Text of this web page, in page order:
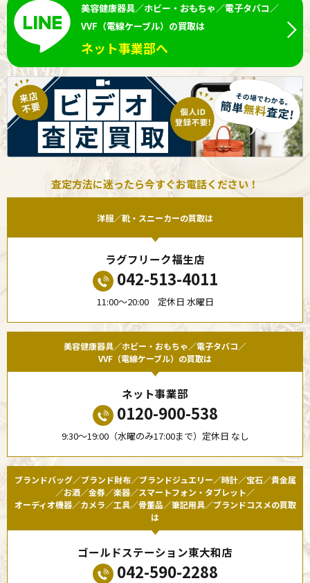
美容健康器具／ホビー・おもちゃ／電子タバコ／
VVF（電線ケーブル）の買取は
ネット事業部へ
査定方法に迷ったら今すぐお電話ください！
洋服／靴・スニーカーの買取は
ラグフリーク福生店
042-513-4011
11:00〜20:00 定休日 水曜日
美容健康器具／ホビー・おもちゃ／電子タバコ／
VVF（電線ケーブル）の買取は
ネット事業部
0120-900-538
9:30〜19:00（水曜のみ17:00まで）定休日 なし
ブランドバッグ／ブランド財布／ブランドジュエリー／時計／宝石／貴金属
／お酒／金券／楽器／スマートフォン・タブレット／
オーディオ機器／カメラ／工具／骨董品／筆記用具／ブランドコスメの買取
は
ゴールドステーション東大和店
042-590-2288